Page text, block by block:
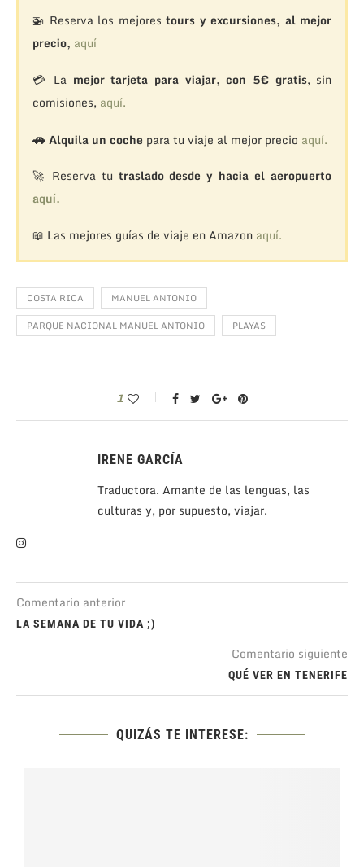
🚁 Reserva los mejorestours y excursiones, al mejor
precio, aquí
💳 La mejor tarjeta para viajar, con 5€ gratis, sin
comisiones, aquí.
🚗Alquila un coche para tu viaje al mejor precio aquí.
🚀 Reserva tu traslado desde y hacia el aeropuerto
aquí.
📖 Las mejores guías de viaje en Amazon aquí.
COSTA RICA
MANUEL ANTONIO
PARQUE NACIONAL MANUEL ANTONIO
PLAYAS
1
IRENE GARCÍA
Traductora. Amante de las lenguas, las
culturas y, por supuesto, viajar.
Comentario anterior
LA SEMANA DE TU VIDA ;)
Comentario siguiente
QUÉ VER EN TENERIFE
QUIZÁS TE INTERESE: